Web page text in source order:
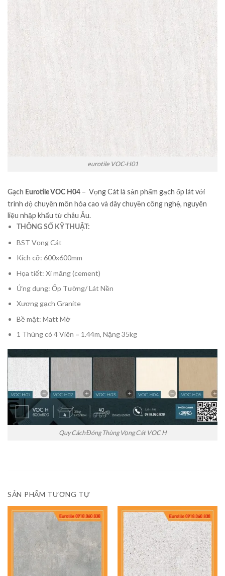
eurotile VOC-H01
Gạch EurotileVOC H04 – Vọng Cát là sản phẩm gạch ốp lát với
trình độ chuyên môn hóa cao và dây chuyền công nghệ, nguyên
liệu nhập khẩu từ châu Âu.
THÔNG SỐ KỸ THUẬT:
BST Vọng Cát
Kích cỡ: 600x600mm
Họa tiết: Xi măng (cement)
Ứng dụng: Ốp Tường/ Lát Nền
Xương gạch Granite
Bề mặt: Matt Mờ
1 Thùng có 4 Viên = 1.44m, Nặng 35kg
Quy Cách Đóng Thùng Vọng Cát VOC H
SẢN PHẨM TƯƠNG TỰ